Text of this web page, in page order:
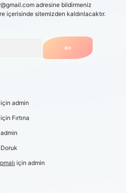
adresine bildirmeniz
içerisinde sitemizden kaldırılacaktır.
admin
Fırtına
admin
Doruk
için admin